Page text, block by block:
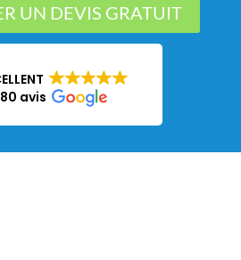
UN DEVIS GRATUIT
80 avis